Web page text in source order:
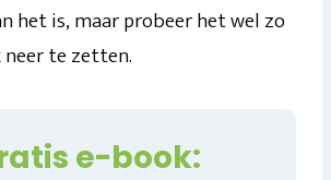
het is, maar probeer het wel zo
te zetten.
e-book: